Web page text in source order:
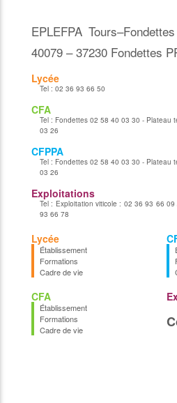
EPLEFPA
40079 – 37230 Fondettes
Lycée
Tel : 02 36 93 66 50
CFA
Tel : Fondettes 02 58 40 03 30 - Plateau
03 26
CFPPA
Tel : Fondettes 02 58 40 03 30 - Plateau
03 26
Exploitations
Tel : Exploitation viticole : 02 36 93 66
93 66 78
Lycée
Établissement
Formations
Cadre de vie
CFA
Établissement
Formations
Cadre de vie